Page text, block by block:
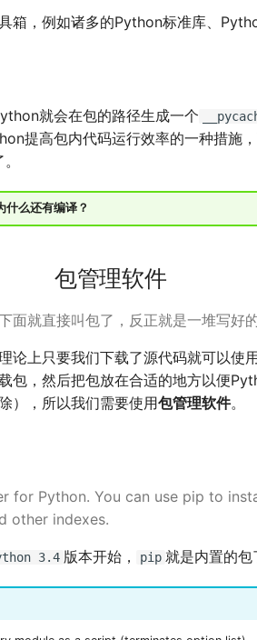
箱，例如诸多的Python标准库、
就会在包的路径生成一个
提高包内代码运行效率的一种措施
么还有编译？
包管理软件
面就直接叫包了，反正就是一堆写好的
论上只要我们下载了源代码就可以使
包，然后把包放在合适的地方以便
），所以我们需要使用包管理软件。
for Python. You can use pip to
other indexes.
3.4 版本开始， pip 就是内置的包